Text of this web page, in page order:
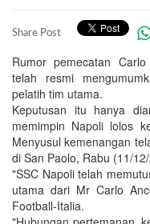
Share Post
Rumor pemecatan
telah resmi
pelatih tim utama.
Keputusan itu hanya
memimpin Napoli lolos
Menyusul kemenangan
di San Paolo, Rabu (11/
"SSC Napoli telah
utama dari Mr Carlo
Football-Italia.